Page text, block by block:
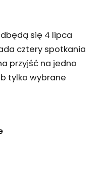
się 4 lipca
cztery spotkania
przyjść na jedno
tylko wybrane